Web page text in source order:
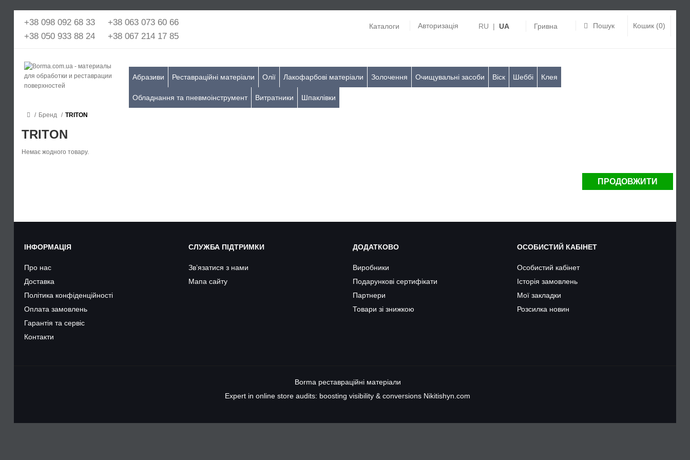
+38 098 092 68 33
+38 063 073 60 66
+38 050 933 88 24
+38 067 214 17 85
Каталоги Авторизація RU | UA Гривна Пошук Кошик (0)
Абразиви Реставраційні матеріали Олії Лакофарбові матеріали Золочення Очищувальні засоби Віск Шеббі Клея
Обладнання та пневмоінструмент Витратники Шпаклівки
Бренд TRITON
TRITON
Немає жодного товару.
ПРОДОВЖИТИ
ІНФОРМАЦІЯ
Про нас
Доставка
Політика конфіденційності
Оплата замовлень
Гарантія та сервіс
Контакти
СЛУЖБА ПІДТРИМКИ
Зв’язатися з нами
Мапа сайту
ДОДАТКОВО
Виробники
Подарункові сертифікати
Партнери
Товари зі знижкою
ОСОБИСТИЙ КАБІНЕТ
Особистий кабінет
Історія замовлень
Мої закладки
Розсилка новин
Borma реставраційні матеріали
Expert in online store audits: boosting visibility & conversions Nikitishyn.com